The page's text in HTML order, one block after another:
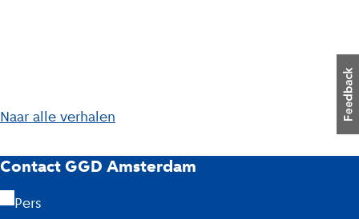
L
j
s
Naar alle verhalen
G
G
Contact GGD Amsterdam
Pers